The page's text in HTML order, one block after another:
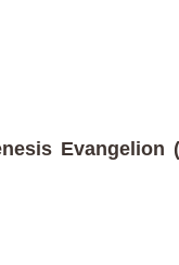
Evangelion